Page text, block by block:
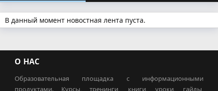
В данный момент новостная лента пуста.
О НАС
Образовательная площадка с информационными
продуктами. Курсы, тренинги, книги, уроки, гайды,